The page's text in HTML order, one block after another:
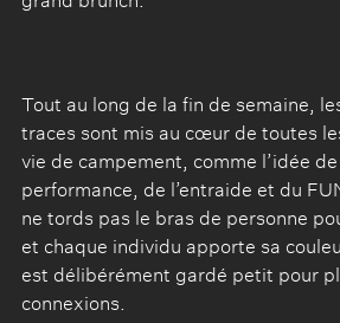
Tout au long de la fin de semaine,
traces sont mis au cœur de toutes
vie de campement, comme l’idée
performance, de l’entraide et du
ne tords pas le bras de personne
et chaque individu apporte sa
est délibérément gardé petit pour
connexions.